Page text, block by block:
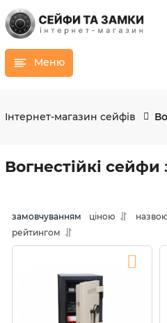
Меню
Інтернет-магазин сейфів
Вогнестійкі
замовчуванням ціною
рейтингом